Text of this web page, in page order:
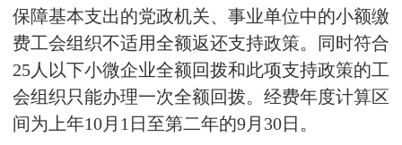
保障基本支出的党政机关、事业单位中的小额缴
费工会组织不适用全额返还支持政策。同时符合
25人以下小微企业全额回拨和此项支持政策的工
会组织只能办理一次全额回拨。经费年度计算区
间为上年10月1日至第二年的9月30日。